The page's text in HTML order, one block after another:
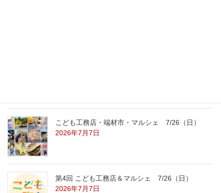
こども工務店・端材市・マルシェ 7/26（日）
2026年7月7日
第4回 こども工務店＆マルシェ 7/26（日）
2026年7月7日